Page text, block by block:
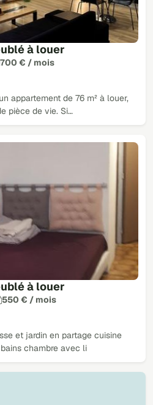
à louer
700 € / mois
appartement de 76 m² à louer,
pièce de vie. Si…
à louer
550 € / mois
et jardin en partage cuisine
chambre avec li